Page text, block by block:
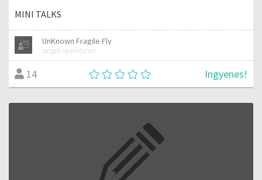
MINI TALKS
UnKnown Fragile Fly
angol nyelvtanár
14 Ingyenes!